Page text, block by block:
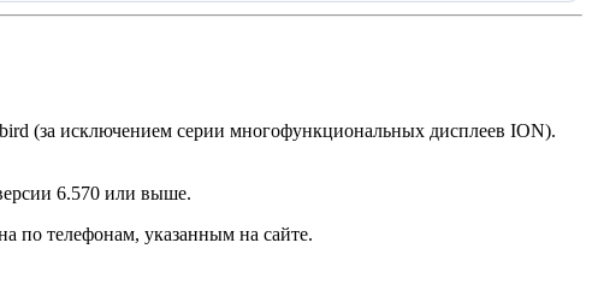
(за исключением серии многофункциональных дисплеев ION).
6.570 или выше.
по телефонам, указанным на сайте.